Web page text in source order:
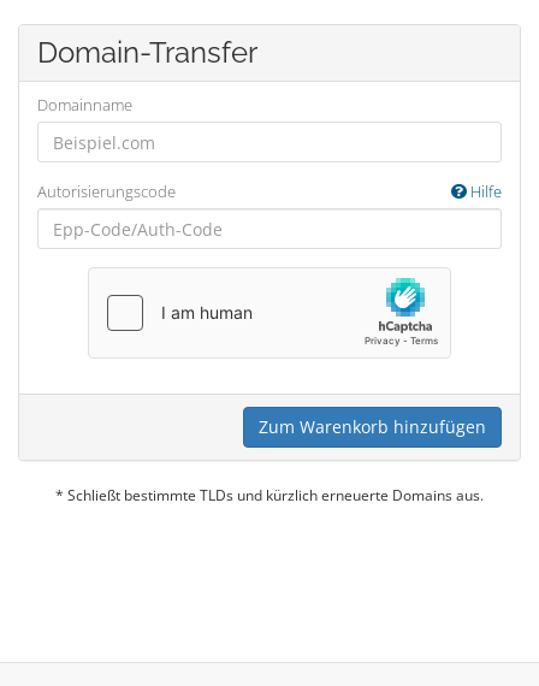
Domain-Transfer
Domainname
Autorisierungscode Hilfe
Zum Warenkorb hinzufügen
* Schließt bestimmte TLDs und kürzlich erneuerte Domains aus.